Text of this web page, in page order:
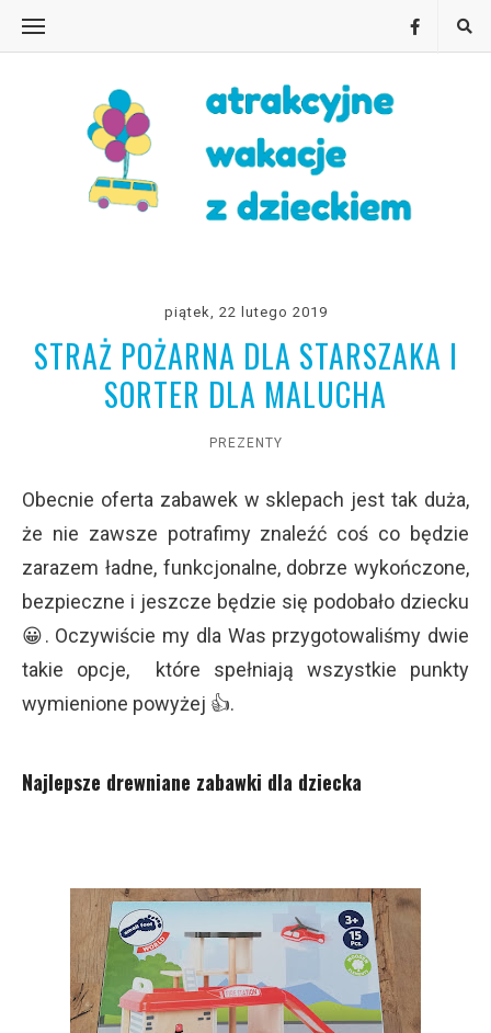
piątek, 22 lutego 2019
STRAŻ POŻARNA DLA STARSZAKA I
SORTER DLA MALUCHA
PREZENTY
Obecnie oferta zabawek w sklepach jest tak duża,
że nie zawsze potrafimy znaleźć coś co będzie
zarazem ładne, funkcjonalne, dobrze wykończone,
bezpieczne i jeszcze będzie się podobało dziecku
😀. Oczywiście my dla Was przygotowaliśmy dwie
takie opcje, które spełniają wszystkie punkty
wymienione powyżej 👍.
Najlepsze drewniane zabawki dla dziecka